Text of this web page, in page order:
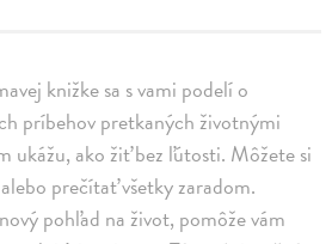
knižke sa s vami podelí o
príbehov pretkaných životnými
ukážu, ako žiť bez ľútosti. Môžete si
prečítať všetky zaradom.
pohľad na život, pomôže vám